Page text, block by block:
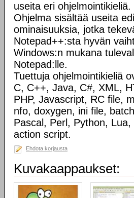
useita eri ohjelmointikieliä.
Ohjelma sisältää useita
ominaisuuksia, jotka
Notepad++:sta hyvän
Windows:n mukana
Notepad:lle.
Tuettuja ohjelmointikieliä
C, C++, Java, C#, XML,
PHP, Javascript, RC file,
nfo, doxygen, ini file,
Pascal, Perl, Python,
action script.
Ehdota korjausta
Kuvakaappaukset: